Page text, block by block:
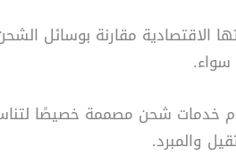
الاقتصادية مقارنة بوسائل
سواء.
خدمات شحن مصممة خصيصًا
والمبرد.